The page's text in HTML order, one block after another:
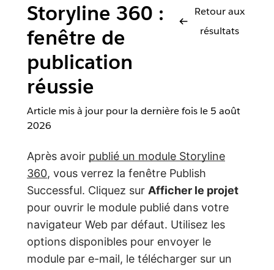
Storyline 360 :
fenêtre de
publication
réussie
Retour aux
résultats
Article mis à jour pour la dernière fois le5 août
2026
Après avoir publié un module Storyline
360, vous verrez la fenêtre Publish
Successful. Cliquez sur Afficher le projet
pour ouvrir le module publié dans votre
navigateur Web par défaut. Utilisez les
options disponibles pour envoyer le
module par e-mail, le télécharger sur un